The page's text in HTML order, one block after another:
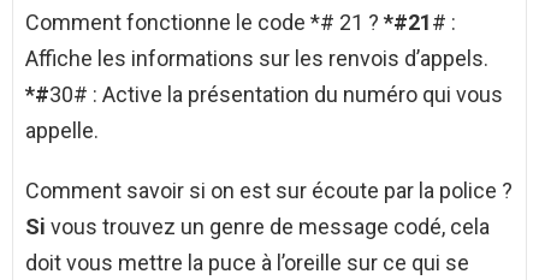
Comment fonctionne le code *# 21 ? *#21# :
Affiche les informations sur les renvois d’appels.
*#30# : Active la présentation du numéro qui vous
appelle.
Comment savoir si on est sur écoute par la police ?
Si vous trouvez un genre de message codé, cela
doit vous mettre la puce à l’oreille sur ce qui se